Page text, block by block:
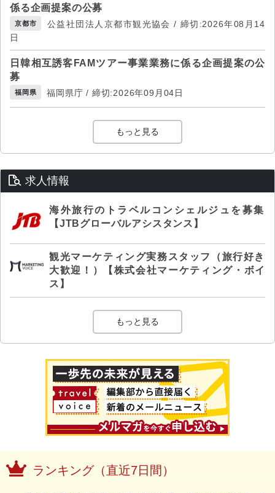
係る企画提案の公募
京都市
公益社団法人京都市観光協会 / 締切:2026年08月14
日
日韓相互誘客FAMツアー事業業務に係る企画提案の公
募
福岡県 福岡県庁 / 締切:2026年09月04日
もっと見る
求人情報
海外旅行のトラベルコンシェルジュを募集
【JTBグローバルアシスタンス】
観光マーケティング実務スタッフ（旅行好き
大歓迎！）【株式会社マーケティング・ボイ
ス】
もっと見る
ランキング（直近7日間）